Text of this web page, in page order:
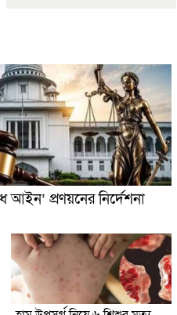
প্রণয়নের নির্দেশনা